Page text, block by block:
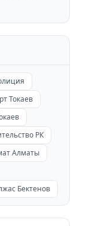
Токаев
РК
Алматы
Бектенов